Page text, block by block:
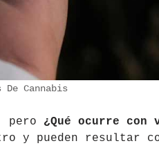
Cannabis
pero ¿Qué ocurre con
y pueden resultar